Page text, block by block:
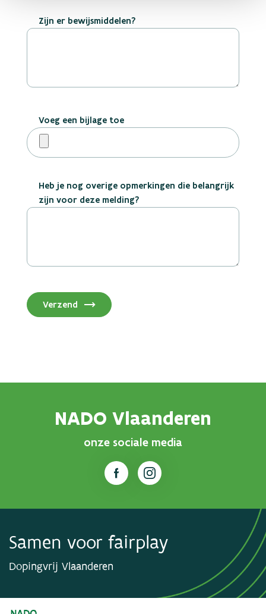
Zijn er bewijsmiddelen?
Voeg een bijlage toe
Heb je nog overige opmerkingen die belangrijk
zijn voor deze melding?
Verzend
NADO Vlaanderen
onze sociale media
Samen voor fairplay
Dopingvrij Vlaanderen